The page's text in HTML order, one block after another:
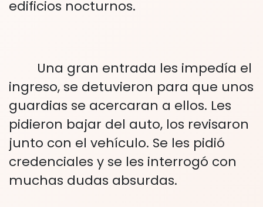
edificios nocturnos.
Una gran entrada les impedía el
ingreso, se detuvieron para que unos
guardias se acercaran a ellos. Les
pidieron bajar del auto, los revisaron
junto con el vehículo. Se les pidió
credenciales y se les interrogó con
muchas dudas absurdas.